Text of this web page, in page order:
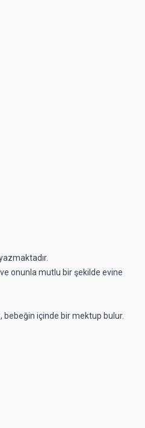
onunla mutlu bir şekilde evine
bebeğin içinde bir mektup bulur.